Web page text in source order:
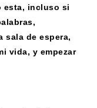
esta, incluso si
sala de espera,
vida, y empezar